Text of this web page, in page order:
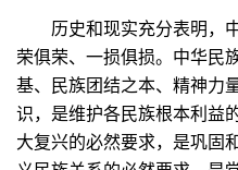
历史和现实充分表明，中
荣俱荣、一损俱损。中华民
基、民族团结之本、精神力
识，是维护各民族根本利益
大复兴的必然要求，是巩固